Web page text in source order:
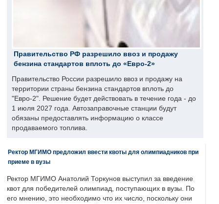
Правительство РФ разрешило ввоз и продажу
бензина стандартов вплоть до «Евро-2»
Правительство России разрешило ввоз и продажу на
территории страны бензина стандартов вплоть до
"Евро-2". Решение будет действовать в течение года - до
1 июля 2027 года. Автозаправочные станции будут
обязаны предоставлять информацию о классе
продаваемого топлива.
Ректор МГИМО предложил ввести квоты для олимпиадников при
приеме в вузы
Ректор МГИМО Анатолий Торкунов выступил за введение
квот для победителей олимпиад, поступающих в вузы. По
его мнению, это необходимо что их число, поскольку они